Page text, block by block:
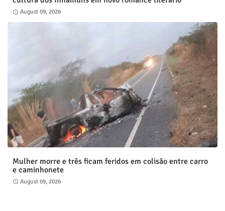
August 09, 2026
Mulher morre e três ficam feridos em colisão entre carro
e caminhonete
August 09, 2026